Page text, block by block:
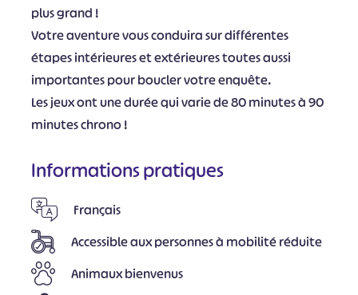
plus grand !
Votre aventure vous conduira sur différentes
étapes intérieures et extérieures toutes aussi
importantes pour boucler votre enquête.
Les jeux ont une durée qui varie de 80 minutes à 90
minutes chrono !
Informations pratiques
Français
Accessible aux personnes à mobilité réduite
Animaux bienvenus